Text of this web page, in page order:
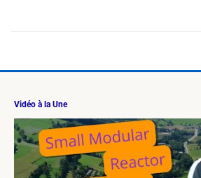
Vidéo à la Une